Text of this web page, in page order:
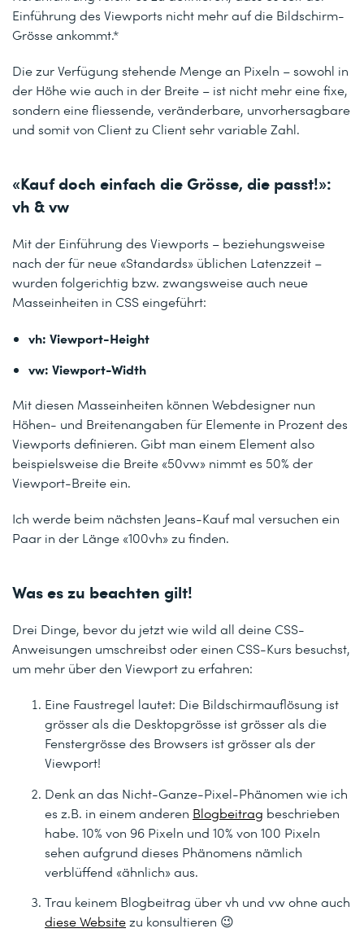
Einführung des Viewports nicht mehr auf die Bildschirm-
Grösse ankommt.*
Die zur Verfügung stehende Menge an Pixeln – sowohl in
der Höhe wie auch in der Breite – ist nicht mehr eine fixe,
sondern eine fliessende, veränderbare, unvorhersagbare
und somit von Client zu Client sehr variable Zahl.
«Kauf doch einfach die Grösse, die passt!»:
vh & vw
Mit der Einführung des Viewports – beziehungsweise
nach der für neue «Standards» üblichen Latenzzeit –
wurden folgerichtig bzw. zwangsweise auch neue
Masseinheiten in CSS eingeführt:
vh: Viewport-Height
vw: Viewport-Width
Mit diesen Masseinheiten können Webdesigner nun
Höhen- und Breitenangaben für Elemente in Prozent des
Viewports definieren. Gibt man einem Element also
beispielsweise die Breite «50vw» nimmt es 50% der
Viewport-Breite ein.
Ich werde beim nächsten Jeans-Kauf mal versuchen ein
Paar in der Länge «100vh» zu finden.
Was es zu beachten gilt!
Drei Dinge, bevor du jetzt wie wild all deine CSS-
Anweisungen umschreibst oder einen CSS-Kurs besuchst,
um mehr über den Viewport zu erfahren:
Eine Faustregel lautet: Die Bildschirmauflösung ist
grösser als die Desktopgrösse ist grösser als die
Fenstergrösse des Browsers ist grösser als der
Viewport!
Denk an das Nicht-Ganze-Pixel-Phänomen wie ich
es z.B. in einem anderen Blogbeitrag beschrieben
habe. 10% von 96 Pixeln und 10% von 100 Pixeln
sehen aufgrund dieses Phänomens nämlich
verblüffend «ähnlich» aus.
Trau keinem Blogbeitrag über vh und vw ohne auch
diese Websitezu konsultieren 😉